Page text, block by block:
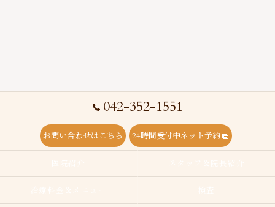
042-352-1551
お問い合わせはこちら 24時間受付中ネット予約